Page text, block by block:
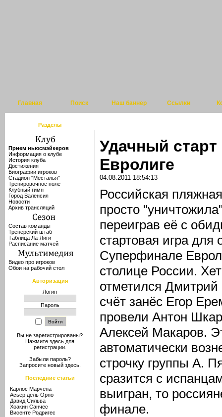
Главная Поиск Наш баннер Ссылки
Разделы
Прием ньюсмэйкеров
Информация о клубе
История клуба
Достижения
Биографии игроков
Стадион "Месталья"
Тренировочное поле
Клубный гимн
Город Валенсия
Новости
Архив трансляций
Состав команды
Тренерский штаб
Таблица Ла-Лиги
Расписание матчей
Видео про игроков
Обои на рабочий стол
Авторизация
Логин
Пароль
Вы не зарегистрированы?
Нажмите здесь для
регистрации.
Забыли пароль?
Запросите новый здесь.
Последние статьи
Карлос Марчена
Асьер дель Орно
Давид Сильва
Хоакин Санчес
Висенте Родригес
Удачный
Евролиге
04.08.2011 18:54:13
Российская
просто
переиграв её с
стартовая игра для
Суперфинале
столице России.
отметился
счёт занёс Егор
провели Антон
Алексей Макаров.
автоматически
строчку группы А.
сразится с
выигран, то
финале.